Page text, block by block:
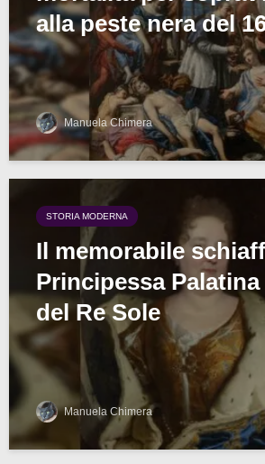
alla peste nera del
Manuela Chimera
STORIA MODERNA
Il memorabile
Principessa
del Re Sole
Manuela Chimera